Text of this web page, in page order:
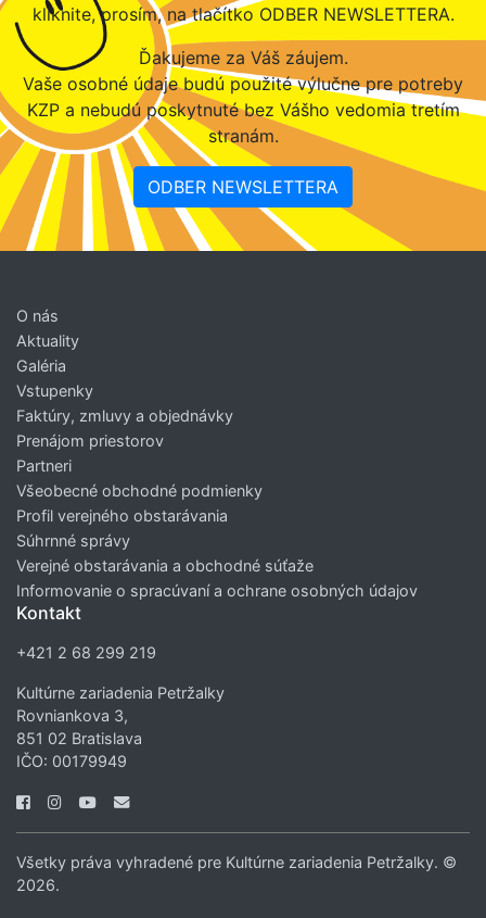
kliknite, prosím, na tlačítko ODBER NEWSLETTERA.
Ďakujeme za Váš záujem.
Vaše osobné údaje budú použité výlučne pre potreby
KZP a nebudú poskytnuté bez Vášho vedomia tretím
stranám.
ODBER NEWSLETTERA
O nás
Aktuality
Galéria
Vstupenky
Faktúry, zmluvy a objednávky
Prenájom priestorov
Partneri
Všeobecné obchodné podmienky
Profil verejného obstarávania
Súhrnné správy
Verejné obstarávania a obchodné súťaže
Informovanie o spracúvaní a ochrane osobných údajov
Kontakt
+421 2 68 299 219
Kultúrne zariadenia Petržalky
Rovniankova 3,
851 02 Bratislava
IČO: 00179949
Všetky práva vyhradené pre Kultúrne zariadenia Petržalky. ©
2026.